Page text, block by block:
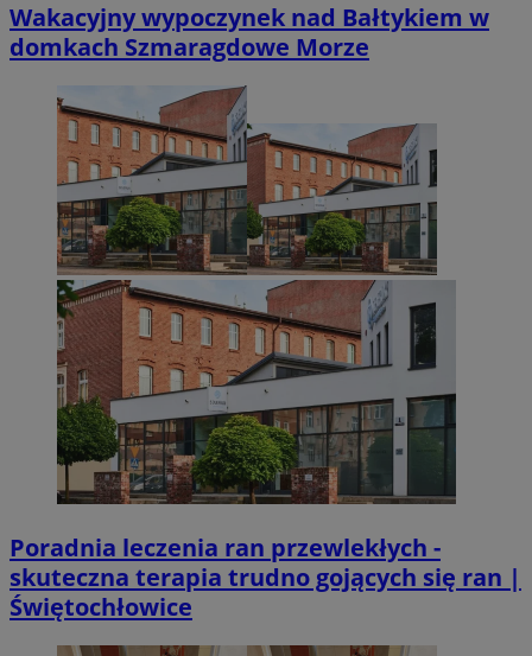
Wakacyjny wypoczynek nad Bałtykiem w
domkach Szmaragdowe Morze
Poradnia leczenia ran przewlekłych -
skuteczna terapia trudno gojących się ran |
Świętochłowice